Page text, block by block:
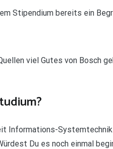
Stipendium bereits ein
viel Gutes von Bosch
Informations-Systemtechnik
Du es noch einmal